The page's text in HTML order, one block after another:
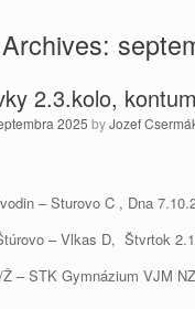
2.3.kolo,
2025 byJozef
– Sturovo C , Dna
– Vlkas D, Štvrtok
– STK Gymnázium VJM